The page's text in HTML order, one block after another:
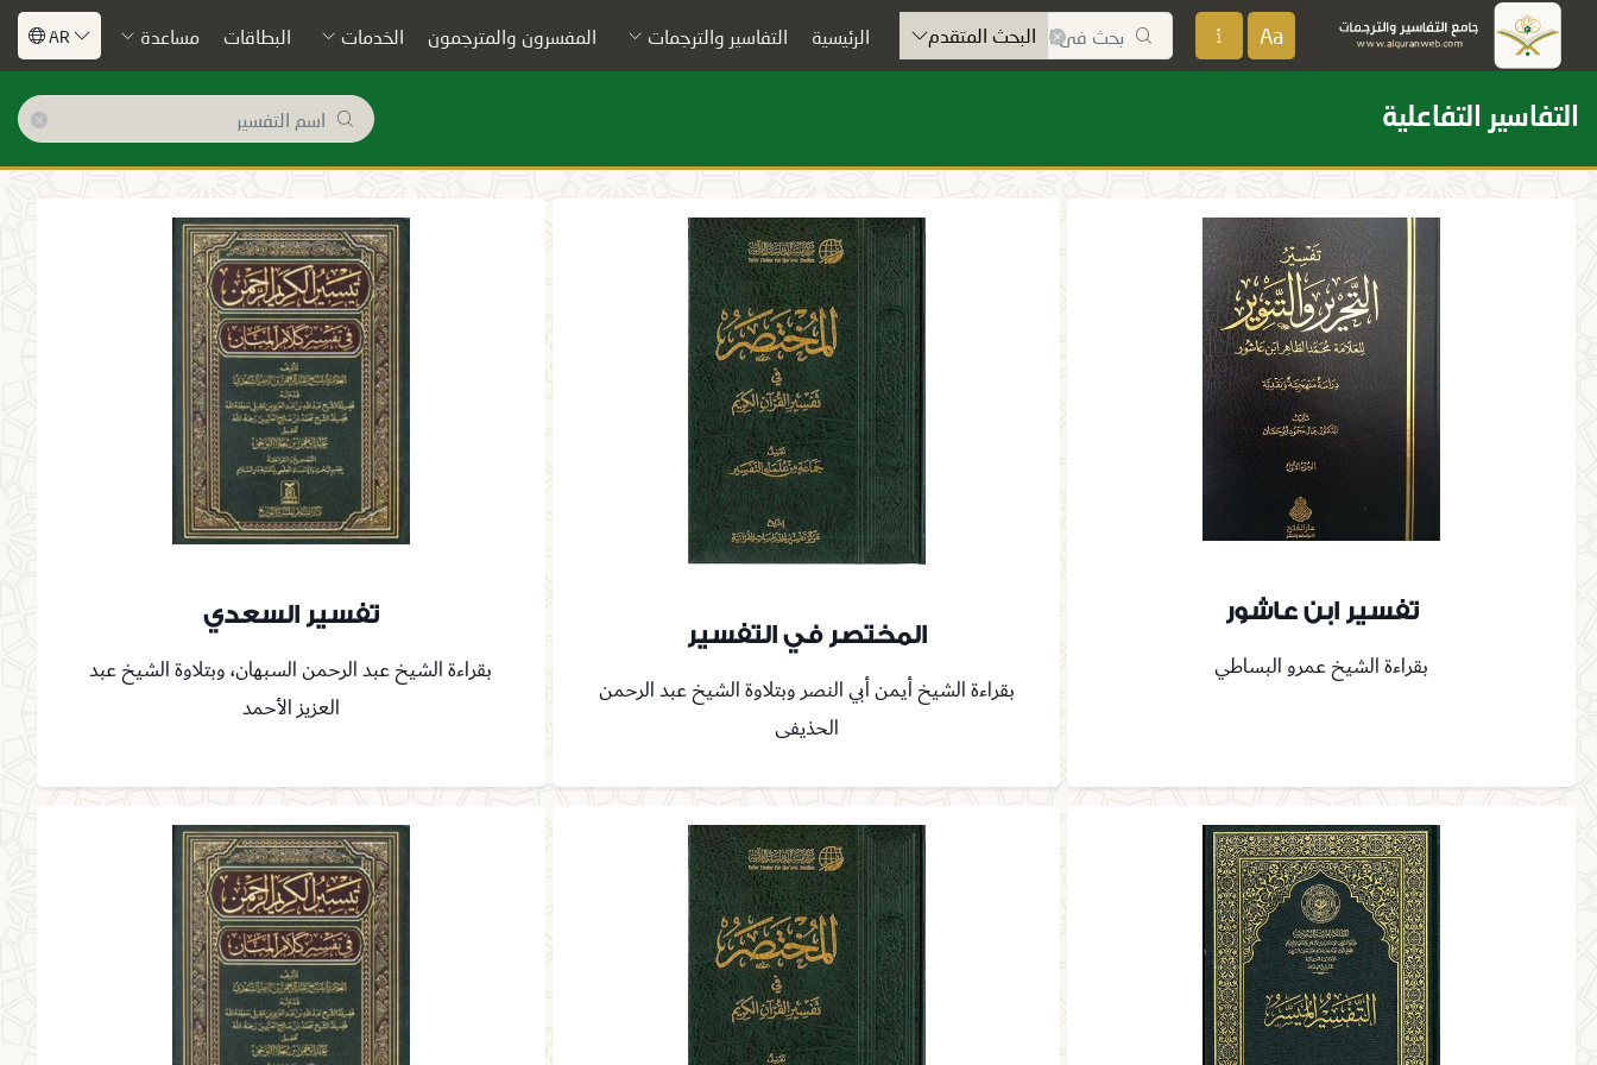
Aa البحث المتقدم الرئيسية التفاسير والترجمات المفسرون والمترجمون الخدمات البطاقات مساعدة AR
التفاسير التفاعلية
تفسير ابن عاشور
بقراءة الشيخ عمرو البساطي
المختصر في التفسير
بقراءة الشيخ أيمن أبي النصر وبتلاوة الشيخ عبد الرحمن
الحذيفى
تفسير السعدي
بقراءة الشيخ عبد الرحمن السبهان، وبتلاوة الشيخ عبد
العزيز الأحمد